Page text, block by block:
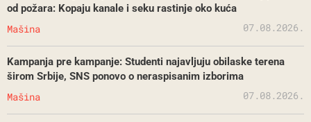
od požara: Kopaju kanale i seku rastinje oko kuća
Mašina 07.08.2026.
Kampanja pre kampanje: Studenti najavljuju obilaske terena
širom Srbije, SNS ponovo o neraspisanim izborima
Mašina 07.08.2026.